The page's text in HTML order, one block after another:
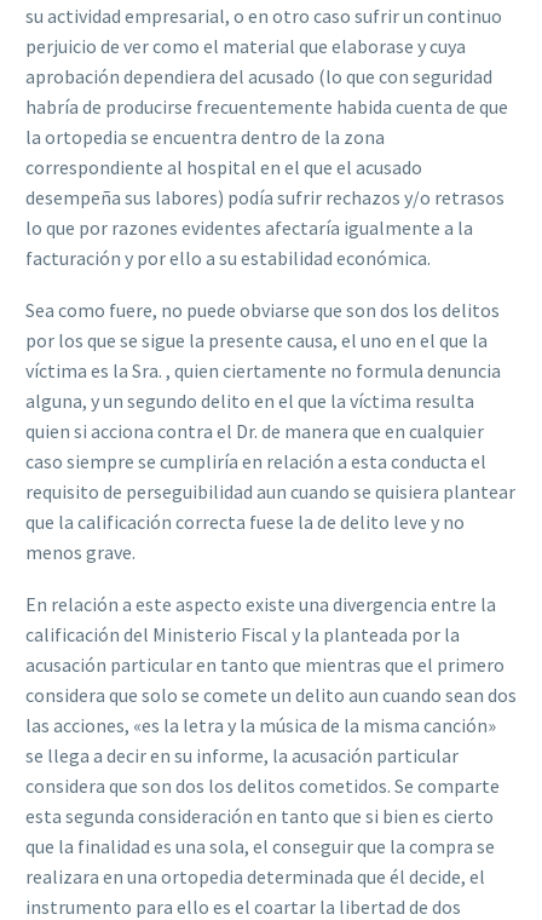
su actividad empresarial, o en otro caso sufrir un continuo
perjuicio de ver como el material que elaborase y cuya
aprobación dependiera del acusado (lo que con seguridad
habría de producirse frecuentemente habida cuenta de que
la ortopedia se encuentra dentro de la zona
correspondiente al hospital en el que el acusado
desempeña sus labores) podía sufrir rechazos y/o retrasos
lo que por razones evidentes afectaría igualmente a la
facturación y por ello a su estabilidad económica.
Sea como fuere, no puede obviarse que son dos los delitos
por los que se sigue la presente causa, el uno en el que la
víctima es la Sra. , quien ciertamente no formula denuncia
alguna, y un segundo delito en el que la víctima resulta
quien si acciona contra el Dr. de manera que en cualquier
caso siempre se cumpliría en relación a esta conducta el
requisito de perseguibilidad aun cuando se quisiera plantear
que la calificación correcta fuese la de delito leve y no
menos grave.
En relación a este aspecto existe una divergencia entre la
calificación del Ministerio Fiscal y la planteada por la
acusación particular en tanto que mientras que el primero
considera que solo se comete un delito aun cuando sean dos
las acciones, «es la letra y la música de la misma canción»
se llega a decir en su informe, la acusación particular
considera que son dos los delitos cometidos. Se comparte
esta segunda consideración en tanto que si bien es cierto
que la finalidad es una sola, el conseguir que la compra se
realizara en una ortopedia determinada que él decide, el
instrumento para ello es el coartar la libertad de dos